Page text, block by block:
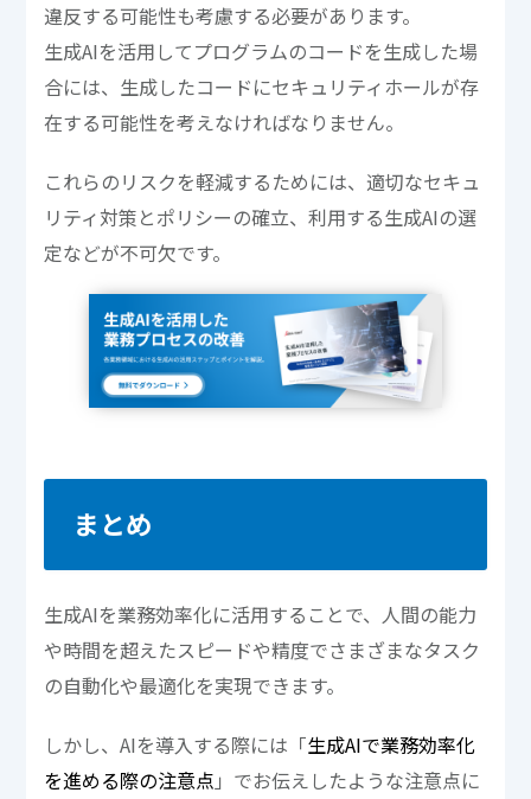
違反する可能性も考慮する必要があります。
生成AIを活用してプログラムのコードを生成した場
合には、生成したコードにセキュリティホールが存
在する可能性を考えなければなりません。
これらのリスクを軽減するためには、適切なセキュ
リティ対策とポリシーの確立、利用する生成AIの選
定などが不可欠です。
まとめ
生成AIを業務効率化に活用することで、人間の能力
や時間を超えたスピードや精度でさまざまなタスク
の自動化や最適化を実現できます。
しかし、AIを導入する際には「生成AIで業務効率化
を進める際の注意点 」でお伝えしたような注意点に